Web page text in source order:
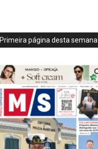
Primeira página desta semana